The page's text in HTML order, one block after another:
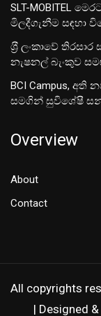
SLT-MOBITEL
මිලදීගැනීම සඳහා
ශ‍්‍රී ලංකාවේ
නැෂනල් බැංකුව
BCI Campus,
සමගින් සුවිශේෂී
Overview
About
Contact
All copyrights
| Designed